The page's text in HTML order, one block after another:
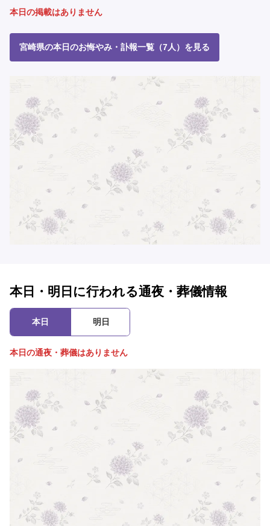
本日の掲載はありません
宮崎県の本日のお悔やみ・訃報一覧（7人）を見る
本日・明日に行われる通夜・葬儀情報
本日 明日
本日の通夜・葬儀はありません